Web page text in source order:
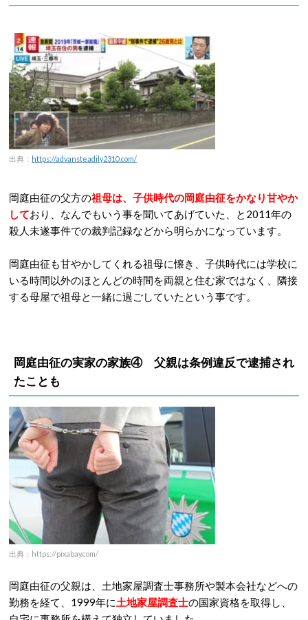
出典： https://advansteadily2310.com/
岡庭由征の父方の祖母は、子供時代の岡庭由征をかなり甘やか
しており、なんでもいう事を聞いてあげていた、と2011年の
殺人未遂事件での裁判記録などから明らかになっています。
岡庭由征も甘やかしてくれる祖母に懐き、子供時代には学校に
いる時間以外のほとんどの時間を両親と住む家ではなく、隣接
する母屋で祖母と一緒に過ごしていたという事です。
岡庭由征の実家の家族④ 父親は条例違反で逮捕され
たことも
出典：https://pixabay.com/
岡庭由征の父親は、土地家屋調査士事務所や製本会社などへの
勤務を経て、1999年に土地家屋調査士の国家資格を取得し、